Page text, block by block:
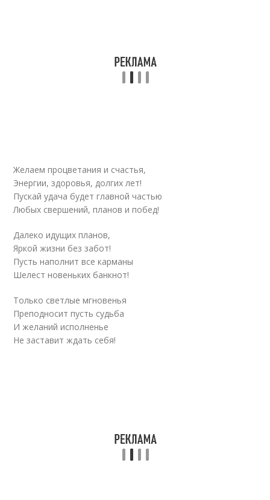
Желаем процветания и счастья,
Энергии, здоровья, долгих лет!
Пускай удача будет главной частью
Любых свершений, планов и побед!
Далеко идущих планов,
Яркой жизни без забот!
Пусть наполнит все карманы
Шелест новеньких банкнот!
Только светлые мгновенья
Преподносит пусть судьба
И желаний исполненье
Не заставит ждать себя!